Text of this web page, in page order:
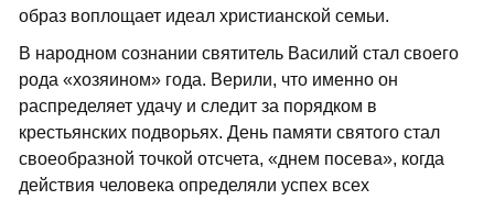
образ воплощает идеал христианской семьи.
В народном сознании святитель Василий стал своего
рода «хозяином» года. Верили, что именно он
распределяет удачу и следит за порядком в
крестьянских подворьях. День памяти святого стал
своеобразной точкой отсчета, «днем посева», когда
действия человека определяли успех всех